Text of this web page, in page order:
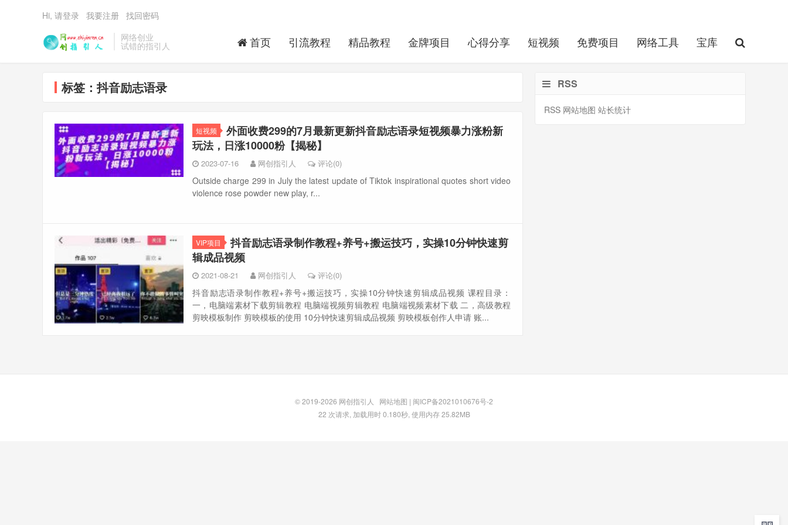
网络创业
试错的指引人 首页 引流教程 精品教程 金牌项目 心得分享 短视频 免费项目 网络工具 宝库
Hi, 请登录 我要注册 找回密码
标签：抖音励志语录
短视频
外面收费299的7月最新更新抖音励志语录短视频暴力涨粉新
玩法，日涨10000粉【揭秘】
2023-07-16 网创指引人 评论(0)
Outside charge 299 in July the latest update of Tiktok inspirational quotes short video
violence rose powder new play, r...
VIP项目
抖音励志语录制作教程+养号+搬运技巧，实操10分钟快速剪
辑成品视频
2021-08-21 网创指引人 评论(0)
抖音励志语录制作教程+养号+搬运技巧，实操10分钟快速剪辑成品视频 课程目录：
一，电脑端素材下载剪辑教程 电脑端视频剪辑教程 电脑端视频素材下载 二，高级教程
剪映模板制作 剪映模板的使用 10分钟快速剪辑成品视频 剪映模板创作人申请 账...
RSS
RSS 网站地图 站长统计
© 2019-2026 网创指引人 网站地图 | 闽ICP备2021010676号-2
22 次请求, 加载用时 0.180秒, 使用内存 25.82MB